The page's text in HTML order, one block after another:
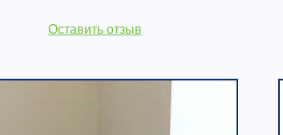
Оставить отзыв